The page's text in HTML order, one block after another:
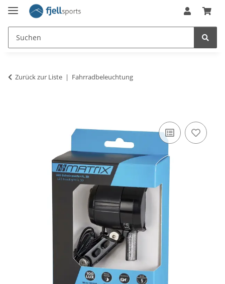
Zurück zur Liste Fahrradbeleuchtung